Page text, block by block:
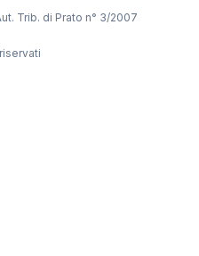
Trib. di Prato n° 3/2007